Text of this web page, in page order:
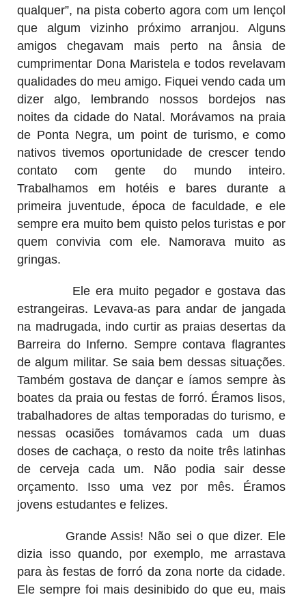
qualquer”, na pista coberto agora com um lençol
que algum vizinho próximo arranjou. Alguns
amigos chegavam mais perto na ânsia de
cumprimentar Dona Maristela e todos revelavam
qualidades do meu amigo. Fiquei vendo cada um
dizer algo, lembrando nossos bordejos nas
noites da cidade do Natal. Morávamos na praia
de Ponta Negra, um point de turismo, e como
nativos tivemos oportunidade de crescer tendo
contato com gente do mundo inteiro.
Trabalhamos em hotéis e bares durante a
primeira juventude, época de faculdade, e ele
sempre era muito bem quisto pelos turistas e por
quem convivia com ele. Namorava muito as
gringas.
Ele era muito pegador e gostava das
estrangeiras. Levava-as para andar de jangada
na madrugada, indo curtir as praias desertas da
Barreira do Inferno. Sempre contava flagrantes
de algum militar. Se saia bem dessas situações.
Também gostava de dançar e íamos sempre às
boates da praia ou festas de forró. Éramos lisos,
trabalhadores de altas temporadas do turismo, e
nessas ocasiões tomávamos cada um duas
doses de cachaça, o resto da noite três latinhas
de cerveja cada um. Não podia sair desse
orçamento. Isso uma vez por mês. Éramos
jovens estudantes e felizes.
Grande Assis! Não sei o que dizer. Ele
dizia isso quando, por exemplo, me arrastava
para às festas de forró da zona norte da cidade.
Ele sempre foi mais desinibido do que eu, mais